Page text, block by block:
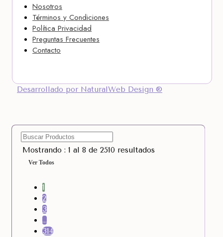
Nosotros
Términos y Condiciones
Política Privacidad
Preguntas Frecuentes
Contacto
Desarrollado por NaturalWeb Design ®
Mostrando : 1 al 8 de 2510 resultados
Ver Todos
1
2
3
…
314